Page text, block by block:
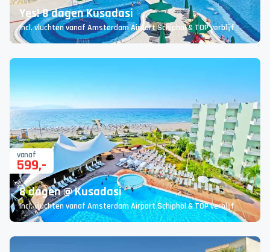
Yes! 8 dagen Kusadasi
Incl. vluchten vanaf Amsterdam Airport Schiphol & TOP verblijf
vanaf
599,-
8 dagen @ Kusadasi
Incl. vluchten vanaf Amsterdam Airport Schiphol & TOP verblijf